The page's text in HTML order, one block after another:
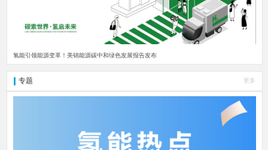
氢能引领能源变革！美锦能源碳中和绿色发展报告发布
专题 更多